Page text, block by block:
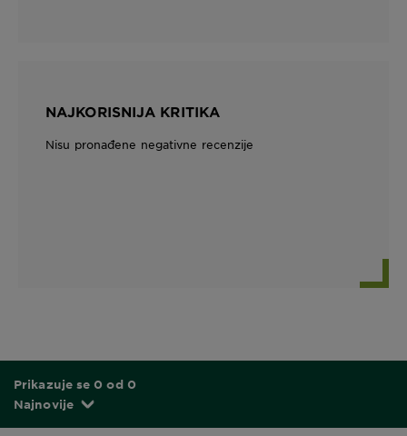
NAJKORISNIJA KRITIKA
Nisu pronađene negativne recenzije
Prikazuje se 0 od 0
Najnovije